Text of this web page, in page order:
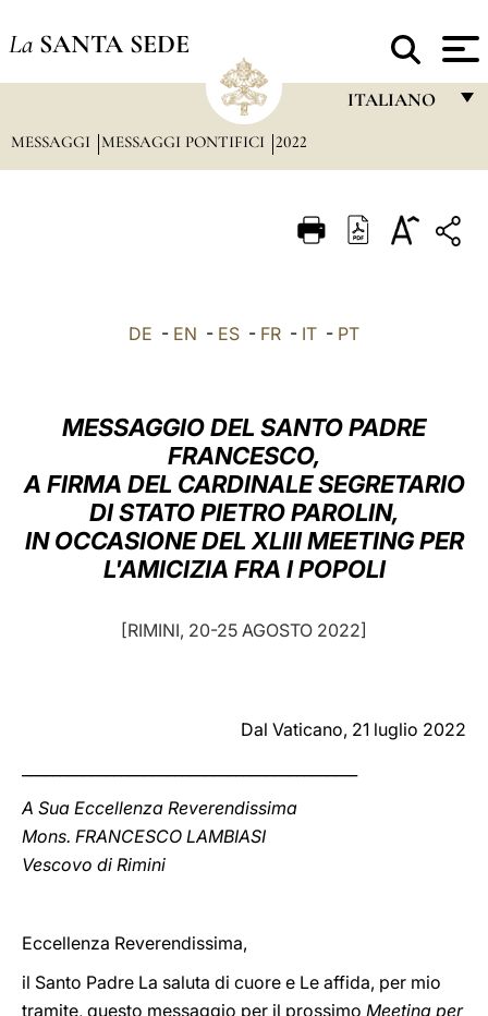
La SANTA SEDE
ITALIANO
ITALIANO
العربيّة
中文
LATINE
MESSAGGI MESSAGGI PONTIFICI 2022
DE - EN - ES - FR - IT - PT
MESSAGGIO DEL SANTO PADRE
FRANCESCO,
A FIRMA DEL CARDINALE SEGRETARIO
DI STATO PIETRO PAROLIN,
IN OCCASIONE DEL XLIII MEETING PER
L'AMICIZIA FRA I POPOLI
[RIMINI, 20-25 AGOSTO 2022]
Dal Vaticano, 21 luglio 2022
A Sua Eccellenza Reverendissima
Mons. FRANCESCO LAMBIASI
Vescovo di Rimini
Eccellenza Reverendissima,
il Santo Padre La saluta di cuore e Le affida, per mio
tramite, questo messaggio per il prossimo Meeting per